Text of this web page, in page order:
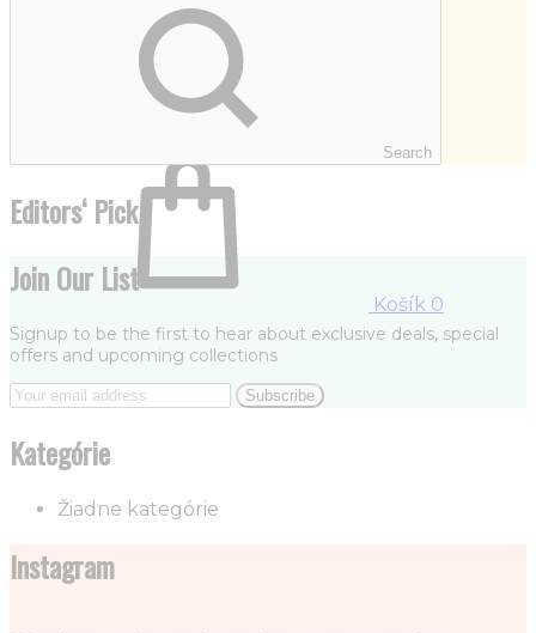
Accessories
Footwear
Sweatshirt
Košík 0
Search
Editors‘ Pick
Join Our List
Signup to be the first to hear about exclusive deals, special
offers and upcoming collections
Kategórie
Žiadne kategórie
Instagram